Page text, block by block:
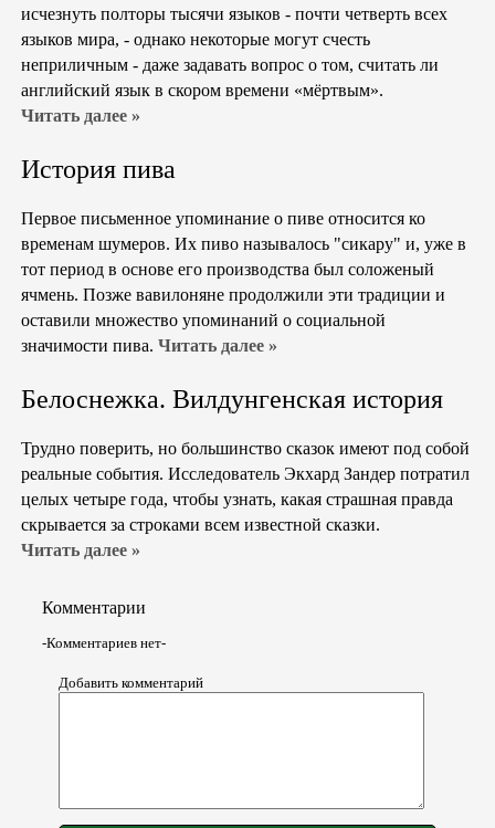
исчезнуть полторы тысячи языков - почти четверть всех
языков мира, - однако некоторые могут счесть
неприличным - даже задавать вопрос о том, считать ли
английский язык в скором времени «мёртвым».
Читать далее »
История пива
Первое письменное упоминание о пиве относится ко
временам шумеров. Их пиво называлось "сикару" и, уже в
тот период в основе его производства был соложеный
ячмень. Позже вавилоняне продолжили эти традиции и
оставили множество упоминаний о социальной
значимости пива. Читать далее »
Белоснежка. Вилдунгенская история
Трудно поверить, но большинство сказок имеют под собой
реальные события. Исследователь Экхард Зандер потратил
целых четыре года, чтобы узнать, какая страшная правда
скрывается за строками всем известной сказки.
Читать далее »
Комментарии
-Комментариев нет-
Добавить комментарий